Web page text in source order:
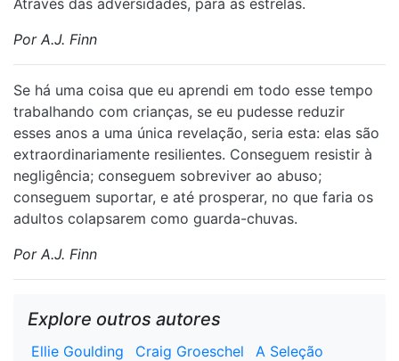
Através das adversidades, para as estrelas.
Por A.J. Finn
Se há uma coisa que eu aprendi em todo esse tempo
trabalhando com crianças, se eu pudesse reduzir
esses anos a uma única revelação, seria esta: elas são
extraordinariamente resilientes. Conseguem resistir à
negligência; conseguem sobreviver ao abuso;
conseguem suportar, e até prosperar, no que faria os
adultos colapsarem como guarda-chuvas.
Por A.J. Finn
Explore outros autores
Ellie Goulding Craig Groeschel
A Seleção